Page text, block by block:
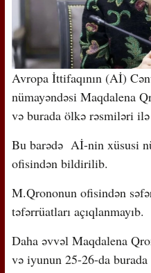
Avropa İttifaqının (Aİ)
nümayəndəsi Maqdalena
və burada ölkə rəsmiləri
Bu barədə Aİ-nin xüsusi
ofisindən bildirilib.
M.Qrononun ofisindən
təfərrüatları açıqlanmayıb.
Daha əvvəl Maqdalena
və iyunun 25-26-da